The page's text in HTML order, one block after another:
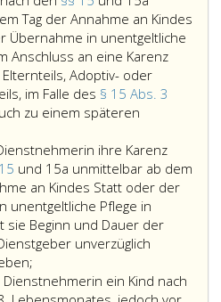
15,
bis 15b
sind
mit
folgenden
Abweichungen
Tag der Annahme an Kindes
Übernahme in unentgeltliche
Anschluss an eine Karenz
Adoptiv- oder
im Falle des § 15 Abs. 3
zu einem späteren
15a
ihre Karenz
und 15a unmittelbar ab dem
an Kindes Statt oder der
unentgeltliche Pflege in
sie Beginn und Dauer der
unverzüglich
die
Dienstnehmerin
ein Kind nach